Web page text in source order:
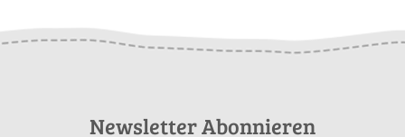
Newsletter Abonnieren